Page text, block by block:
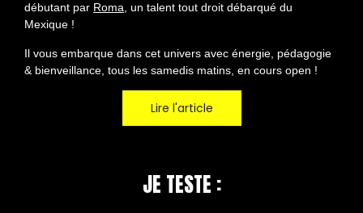
débutant par Roma , un talent tout droit débarqué du
Mexique !
Il vous embarque dans cet univers avec énergie, pédagogie
& bienveillance, tous les samedis matins, en cours open !
Lire l'article
JE TESTE :